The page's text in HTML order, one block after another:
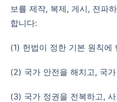
보를 제작, 복제, 게시, 전파
합니다:
(1) 헌법이 정한 기본 원칙
(2) 국가 안전을 해치고,
(3) 국가 정권을 전복하고, 사회주의 제도를 타도하며, 국